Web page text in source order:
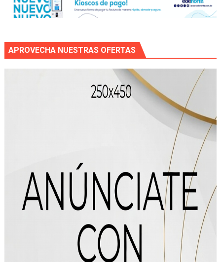
APROVECHA NUESTRAS OFERTAS